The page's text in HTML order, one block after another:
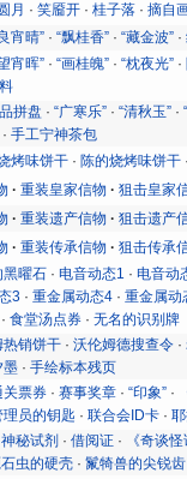
月 ·笑靥开 ·桂子落 ·摘自
宵晴” ·“飘桂香” ·“藏金波” ·
宵晖” ·“画桂魄” ·“枕夜光” ·
拼盘 ·“广寒乐” ·“清秋玉” ·
·手工宁神茶包
烤味饼干 · 陈的烧烤味饼干 ·
重装皇家信物 狙击皇家
重装遗产信物 狙击遗产
重装传承信物 狙击传承
黑曜石 ·电音动态1 ·电音动
3 ·重金属动态4 ·重金属动
·食堂汤点券 ·无名的识别牌
热销饼干 ·沃伦姆德搜查令 ·
墨 ·手绘标本残页
关票券 ·赛事奖章 ·“印象” ·
员的钥匙 ·联合会ID卡 ·
神秘试剂 ·借阅证 · 《奇谈
虫的硬壳 ·鬣犄兽的尖锐齿